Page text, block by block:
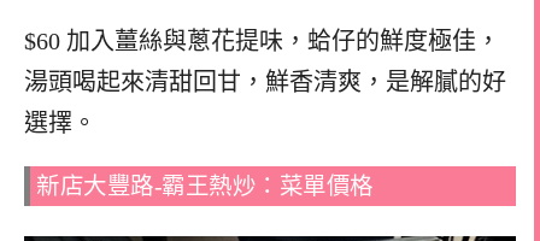
$60 加入薑絲與蔥花提味，蛤仔的鮮度極佳，
湯頭喝起來清甜回甘，鮮香清爽，是解膩的好
選擇。
新店大豐路-霸王熱炒：菜單價格